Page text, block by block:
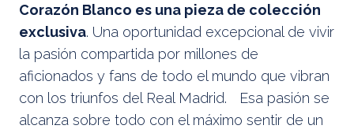
Corazón Blanco es una pieza de colección
exclusiva. Una oportunidad excepcional de vivir
la pasión compartida por millones de
aficionados y fans de todo el mundo que vibran
con los triunfos del Real Madrid. Esa pasión se
alcanza sobre todo con el máximo sentir de un